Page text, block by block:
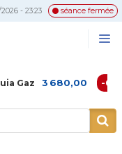
- 23:23 séance fermée
680,00 -0,16 %